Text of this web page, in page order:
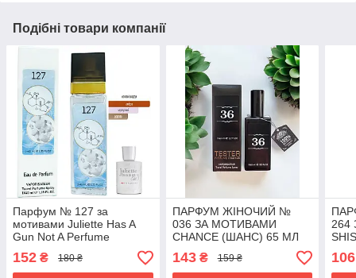
Подібні товари компанії
Парфум № 127 за
мотивами Juliette Has A
Gun Not A Perfume
(Джульетта Хез Е Ган Нот
Е Парфюм) 40 мл. ОПТ
152 ₴ 180 ₴
ПАРФУМ ЖІНОЧИЙ №
036 ЗА МОТИВАМИ
CHANCE (ШАНС) 65 МЛ
ОПТ
143₴ 159 ₴
ОПТ
106